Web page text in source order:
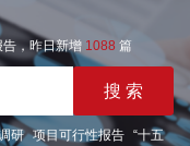
，昨日新增 1088 篇
研 项目可行性报告
“十五